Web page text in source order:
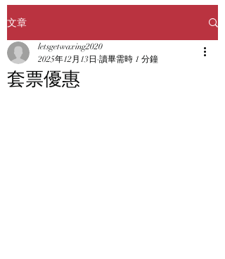
文章
套票優惠
letsgetwaxing2020
2025年12月13日 讀畢需時 1 分鐘